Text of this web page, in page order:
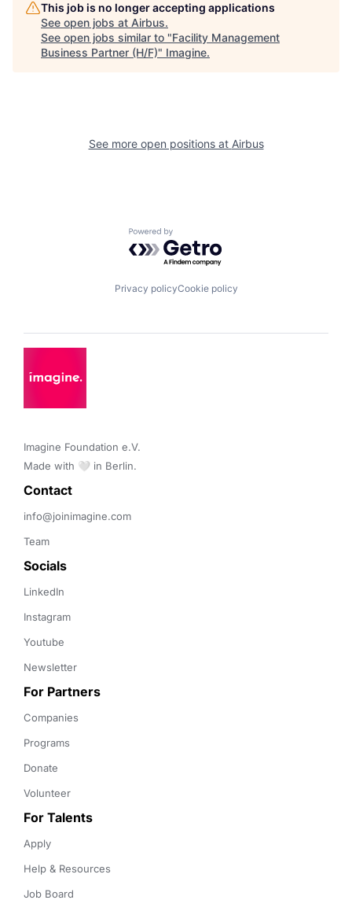
This job is no longer accepting applications
See open jobs at Airbus.
See open jobs similar to "Facility Management
Business Partner (H/F)" Imagine.
See more open positions at Airbus
Powered by Getro.com
Privacy policyCookie policy
Imagine Foundation e.V.
Made with 🤍 in Berlin.
Contact
info@joinimagine.com
Team
Socials
LinkedIn
Instagram
Youtube
Newsletter
For Partners
Companies
Programs
Donate
Volunteer
For Talents
Apply
Help & Resources
Job Board